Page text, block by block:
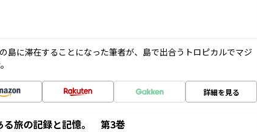
島に滞在することになった筆者が、島で出合うトロピカルでマジ
詳細を見る
旅の記録と記憶。 第3巻